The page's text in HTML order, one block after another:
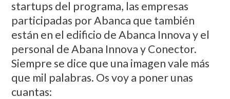
startups del programa, las empresas
participadas por Abanca que también
están en el edificio de Abanca Innova y el
personal de Abana Innova y Conector.
Siempre se dice que una imagen vale más
que mil palabras. Os voy a poner unas
cuantas: